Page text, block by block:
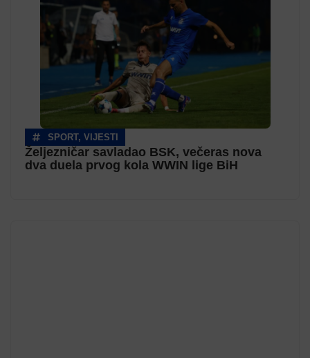
SPORT, VIJESTI
Željezničar savladao BSK, večeras nova
dva duela prvog kola WWIN lige BiH